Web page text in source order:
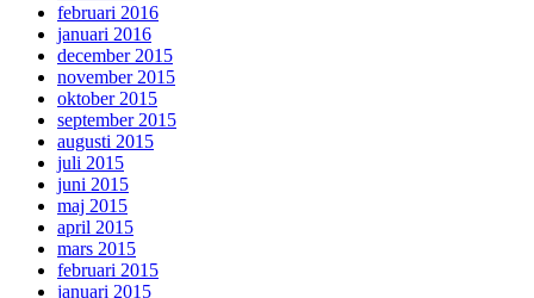
februari 2016
januari 2016
december 2015
november 2015
oktober 2015
september 2015
augusti 2015
juli 2015
juni 2015
maj 2015
april 2015
mars 2015
februari 2015
januari 2015